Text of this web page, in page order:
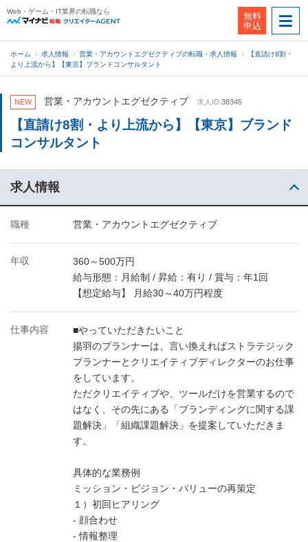
Web・ゲーム・IT業界の転職なら
無料
申込
ホーム 求人情報 営業・アカウントエグゼクティブの転職・求人情報
【直請け8割・
より上流から】【東京】ブランドコンサルタント
NEW 営業・アカウントエグゼクティブ 求人ID:38345
【直請け8割・より上流から】【東京】ブランド
コンサルタント
求人情報
職種 営業・アカウントエグゼクティブ
年収
360～500万円
給与形態：月給制 / 昇給：有り / 賞与：年1回
【想定給与】 月給30～40万円程度
仕事内容
■やっていただきたいこと
揚羽のプランナーは、言い換えればストラテジック
プランナーとクリエイティブディレクターのお仕事
をしています。
ただクリエイティブや、ツールだけを営業するので
はなく、その先にある「ブランディングに関する課
題解決」「組織課題解決」を提案していただきま
す。
具体的な業務例
ミッション・ビジョン・バリューの再策定
１）初回ヒアリング
- 顔合わせ
- 情報整理